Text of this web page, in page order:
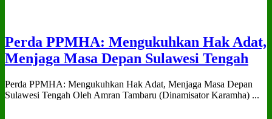
Perda PPMHA: Mengukuhkan Hak Adat,
Menjaga Masa Depan Sulawesi Tengah
Perda PPMHA: Mengukuhkan Hak Adat, Menjaga Masa Depan
Sulawesi Tengah Oleh Amran Tambaru (Dinamisator Karamha) ...